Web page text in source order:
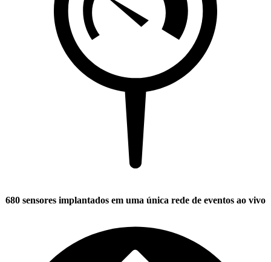
680 sensores implantados em uma única rede de eventos ao vivo